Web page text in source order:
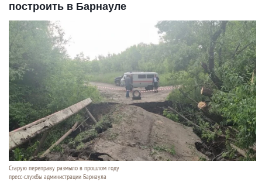
построить в Барнауле
Старую переправу размыло в прошлом году
пресс-службы администрации Барнаула